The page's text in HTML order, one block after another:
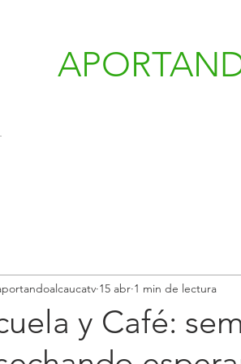
y Café:
15 abr 1 min de lectura